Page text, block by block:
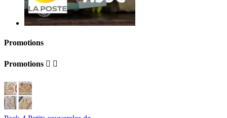
Promotions
Promotions  